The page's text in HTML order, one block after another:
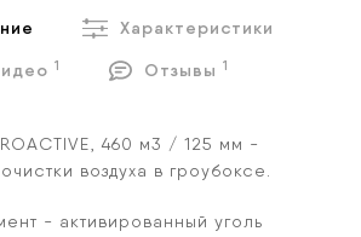
Характеристики
1 Отзывы 1
460 м3 / 125 мм -
воздуха в гроубоксе.
- активированный уголь